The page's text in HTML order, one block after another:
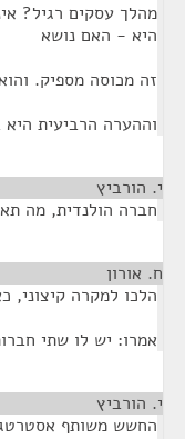
מהלך עסקים רגיל?
היא - האם נושא
זה מכוסה מספיק.
וההערה הרביעית היא
י. הורביץ
חברה הולנדית, מה
ח. אורון
הלכו למקרה קיצוני,
אמרו: יש לו שתי
י. הורביץ
החשש משותף